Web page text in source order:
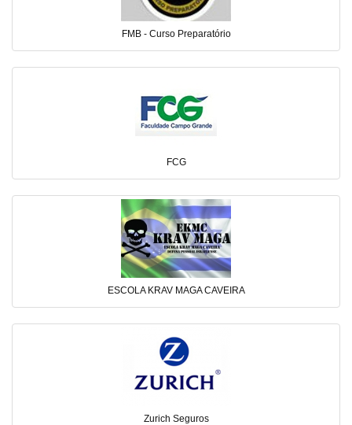
FMB - Curso Preparatório
FCG
ESCOLA KRAV MAGA CAVEIRA
Zurich Seguros